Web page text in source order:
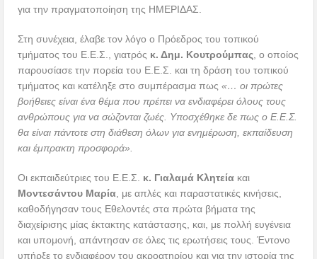
για την πραγματοποίηση της ΗΜΕΡΙΔΑΣ.
Στη συνέχεια, έλαβε τον λόγο ο Πρόεδρος του τοπικού
τμήματος του Ε.Ε.Σ., γιατρός κ. Δημ. Κουτρούμπας , ο οποίος
παρουσίασε την πορεία του Ε.Ε.Σ. και τη δράση του τοπικού
τμήματος και κατέληξε στο συμπέρασμα πως«… οι πρώτες
βοήθειες είναι ένα θέμα που πρέπει να ενδιαφέρει όλους τους
ανθρώπους για να σώζονται ζωές. Υποσχέθηκε δε πως ο Ε.Ε.Σ.
θα είναι πάντοτε στη διάθεση όλων για ενημέρωση, εκπαίδευση
και έμπρακτη προσφορά».
Οι εκπαιδεύτριες του Ε.Ε.Σ. κ. Γιαλαμά Κλητεία και
Μοντεσάντου Μαρία , με απλές και παραστατικές κινήσεις,
καθοδήγησαν τους Εθελοντές στα πρώτα βήματα της
διαχείρισης μίας έκτακτης κατάστασης, και, με πολλή ευγένεια
και υπομονή, απάντησαν σε όλες τις ερωτήσεις τους. Έντονο
υπήρξε το ενδιαφέρον του ακροατηρίου και για την ιστορία της